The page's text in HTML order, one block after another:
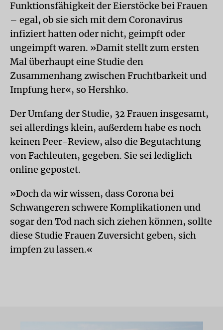
Funktionsfähigkeit der Eierstöcke bei Frauen
– egal, ob sie sich mit dem Coronavirus
infiziert hatten oder nicht, geimpft oder
ungeimpft waren. »Damit stellt zum ersten
Mal überhaupt eine Studie den
Zusammenhang zwischen Fruchtbarkeit und
Impfung her«, so Hershko.
Der Umfang der Studie, 32 Frauen insgesamt,
sei allerdings klein, außerdem habe es noch
keinen Peer-Review, also die Begutachtung
von Fachleuten, gegeben. Sie sei lediglich
online gepostet.
»Doch da wir wissen, dass Corona bei
Schwangeren schwere Komplikationen und
sogar den Tod nach sich ziehen können, sollte
diese Studie Frauen Zuversicht geben, sich
impfen zu lassen.«